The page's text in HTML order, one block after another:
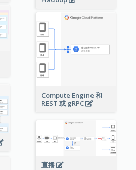
Compute Engine 和
REST 或 gRPC
直播